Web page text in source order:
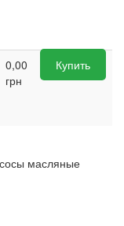
0,00
грн
Купить
масляные